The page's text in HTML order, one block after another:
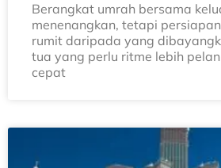
Berangkat umrah bersama
menenangkan, tetapi
rumit daripada yang
tua yang perlu ritme lebih
cepat